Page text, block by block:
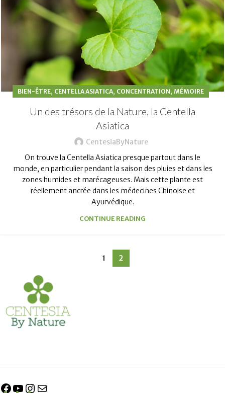
BIEN-ÊTRE, CENTELLA ASIATICA, CONCENTRATION, MÉMOIRE
Un des trésors de la Nature, la Centella
Asiatica
CentesiaByNature
On trouve la Centella Asiatica presque partout dans le
monde, en particulier pendant la saison des pluies et dans les
zones humides et marécageuses. Mais cette plante est
réellement ancrée dans les médecines Chinoise et
Ayurvédique.
CONTINUE READING
1 2